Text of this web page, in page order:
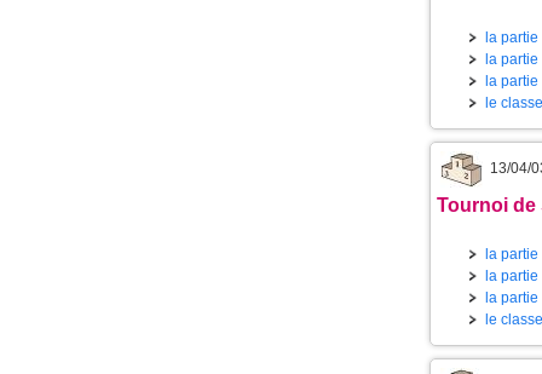
la partie
la partie
la partie
le
13/04/
Tournoi de
la partie
la partie
la partie
le